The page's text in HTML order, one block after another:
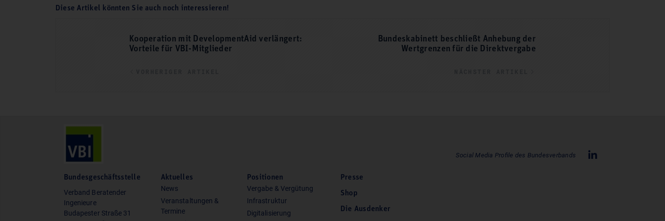
Diese Artikel könnten Sie auch noch interessieren!
Kooperation mit DevelopmentAid verlängert:
Vorteile für VBI-Mitglieder
Bundeskabinett beschließt Anhebung der
Wertgrenzen für die Direktvergabe
Social Media Profile des Bundesverbands
Bundesgeschäftsstelle
Verband Beratender
Ingenieure
Budapester Straße 31
Aktuelles
News
Veranstaltungen &
Termine
Positionen
Vergabe & Vergütung
Infrastruktur
Digitalisierung
Presse
Shop
Die Ausdenker